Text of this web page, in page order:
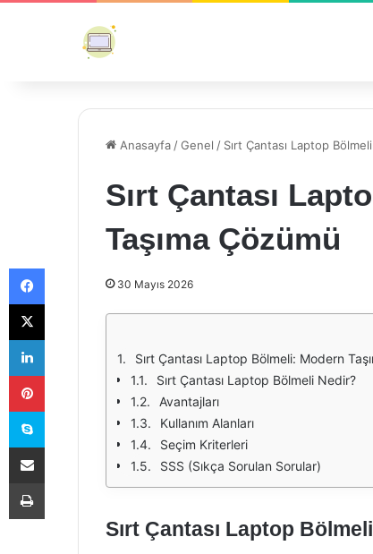
Anasayfa /Genel / Sırt Çantası Laptop
Sırt Çantası
Taşıma Çözümü
30 Mayıs 2026
Sırt Çantası Laptop Bölmeli: Modern
Sırt Çantası Laptop Bölmeli Nedir?
Avantajları
Kullanım Alanları
Seçim Kriterleri
SSS (Sıkça Sorulan Sorular)
Sırt Çantası Laptop
Facebook
X
LinkedIn
Pinterest
Skype
E-Posta ile paylaş